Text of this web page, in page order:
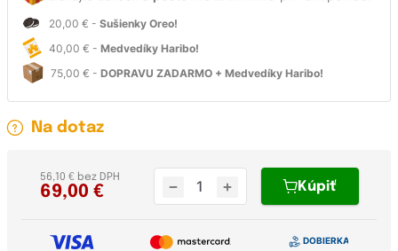
20,00 € - Sušienky Oreo!
40,00 € - Medvedíky Haribo!
75,00 € - DOPRAVU ZADARMO + Medvedíky Haribo!
Na dotaz
69,00 €
56,10 € bez DPH
Kúpiť